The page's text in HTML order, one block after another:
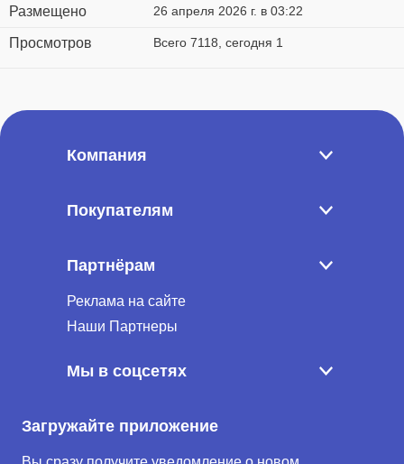
Размещено 26 апреля 2026 г. в 03:22
Просмотров Всего 7118, сегодня 1
Компания
Покупателям
Партнёрам
Реклама на сайте
Наши Партнеры
Мы в соцсетях
Загружайте приложение